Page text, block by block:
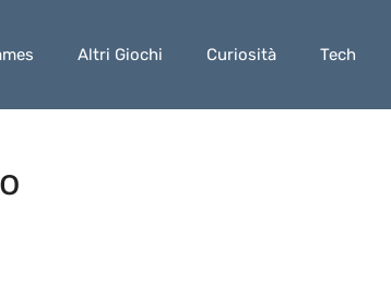
Altri Giochi Curiosità Tech